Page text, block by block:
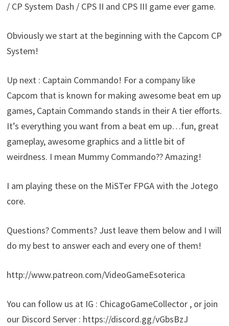
/ CP System Dash / CPS II and CPS III game ever game.
Obviously we start at the beginning with the Capcom CP
System!
Up next : Captain Commando! For a company like
Capcom that is known for making awesome beat em up
games, Captain Commando stands in their A tier efforts.
It’s everything you want from a beat em up…fun, great
gameplay, awesome graphics and a little bit of
weirdness. I mean Mummy Commando?? Amazing!
I am playing these on the MiSTer FPGA with the Jotego
core.
Questions? Comments? Just leave them below and I will
do my best to answer each and every one of them!
http://www.patreon.com/VideoGameEsoterica
You can follow us at IG : ChicagoGameCollector , or join
our Discord Server : https://discord.gg/vGbsBzJ